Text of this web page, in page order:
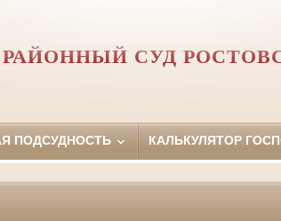
СУД
ПОДСУДНОСТЬ КАЛЬКУЛЯТОР